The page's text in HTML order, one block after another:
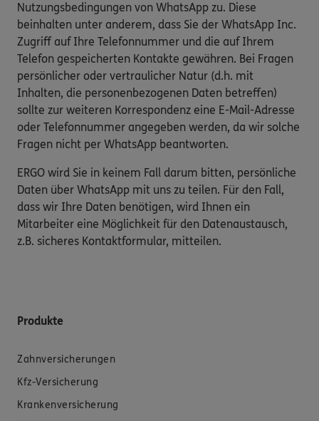
Nutzungsbedingungen von WhatsApp zu. Diese
beinhalten unter anderem, dass Sie der WhatsApp Inc.
Zugriff auf Ihre Telefonnummer und die auf Ihrem
Telefon gespeicherten Kontakte gewähren. Bei Fragen
persönlicher oder vertraulicher Natur (d.h. mit
Inhalten, die personenbezogenen Daten betreffen)
sollte zur weiteren Korrespondenz eine E-Mail-Adresse
oder Telefonnummer angegeben werden, da wir solche
Fragen nicht per WhatsApp beantworten.
ERGO wird Sie in keinem Fall darum bitten, persönliche
Daten über WhatsApp mit uns zu teilen. Für den Fall,
dass wir Ihre Daten benötigen, wird Ihnen ein
Mitarbeiter eine Möglichkeit für den Datenaustausch,
z.B. sicheres Kontaktformular, mitteilen.
Produkte
Zahnversicherungen
Kfz-Versicherung
Krankenversicherung